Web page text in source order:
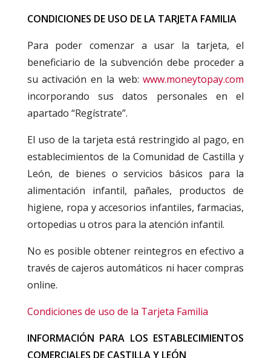
CONDICIONES DE USO DE LA TARJETA FAMILIA
Para poder comenzar a usar la tarjeta, el
beneficiario de la subvención debe proceder a
su activación en la web:www.moneytopay.com
incorporando sus datos personales en el
apartado “Regístrate”.
El uso de la tarjeta está restringido al pago, en
establecimientos de la Comunidad de Castilla y
León, de bienes o servicios básicos para la
alimentación infantil, pañales, productos de
higiene, ropa y accesorios infantiles, farmacias,
ortopedias u otros para la atención infantil.
No es posible obtener reintegros en efectivo a
través de cajeros automáticos ni hacer compras
online.
Condiciones de uso de la Tarjeta Familia
INFORMACIÓN PARA LOS ESTABLECIMIENTOS
COMERCIALES DE CASTILLA Y LEÓN